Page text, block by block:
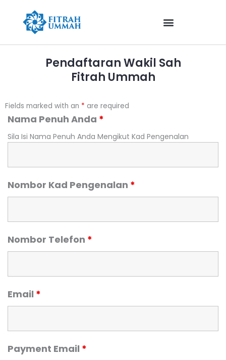
content
Pendaftaran Wakil Sah
Fitrah Ummah
Fields marked with an * are required
Nama Penuh Anda *
Sila Isi Nama Penuh Anda Mengikut Kad Pengenalan
Nombor Kad Pengenalan *
Nombor Telefon *
Email *
Payment Email *